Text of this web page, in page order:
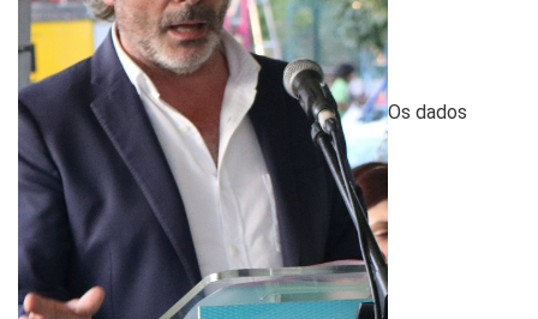
Os dados